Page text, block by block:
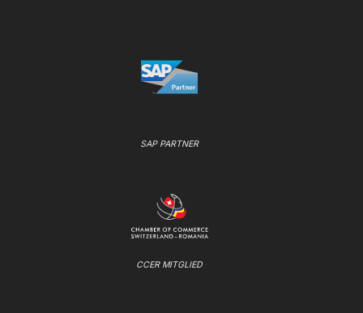
SAP PARTNER
CCER MITGLIED